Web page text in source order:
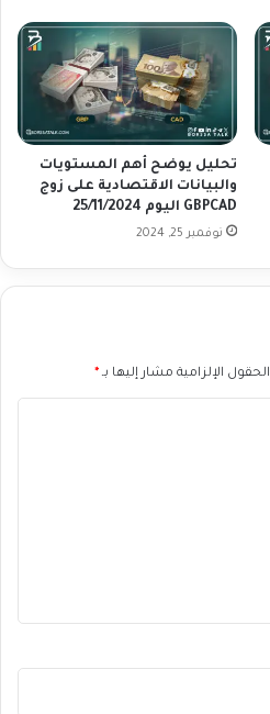
تحليل يوضح أهم المستويات
والبيانات الاقتصادية على زوج
GBPCAD اليوم 25/11/2024
نوفمبر 25, 2024
الحقول الإلزامية مشار إليها بـ *